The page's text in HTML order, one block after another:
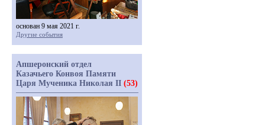
основан 9 мая 2021 г.
Другие события
Апшеронский отдел
Казачьего Конвоя Памяти
Царя Мученика Николая II (53)